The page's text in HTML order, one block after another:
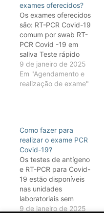
exames oferecidos?
Os exames oferecidos
são: RT-PCR Covid-19
comum por swab RT-
PCR Covid -19 em
saliva Teste rápido
para antígeno Covid-
19 SARS-CoV-2 Painel
molecular de
covid-exames para
mais detalhes
9 de janeiro de 2025
Em "Agendamento e
realização de exame"
Como fazer para
realizar o exame PCR
Covid-19?
Os testes de antígeno
e RT-PCR para Covid-
19 estão disponíveis
nas unidades
laboratoriais sem
necessidade de
9 de janeiro de 2025